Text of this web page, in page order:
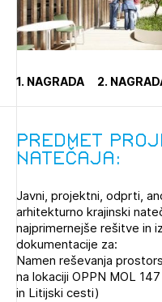
REGISTRIRAJTE SE
1. NAGRADA 2.
Predmet
natečaja:
Javni, projektni, odprti,
arhitekturno krajinski
najprimernejše rešitve in
dokumentacije za:
Namen reševanja
na lokaciji OPPN MOL
in Litijski cesti)
PRIJAVITE SE
Novičnik natečajev
Tedenski novičnik
NAPREJ